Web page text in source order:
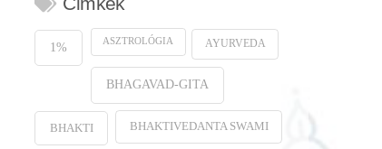
1% ASZTROLÓGIA AYURVEDA
BHAGAVAD-GITA
BHAKTI BHAKTIVEDANTA SWAMI